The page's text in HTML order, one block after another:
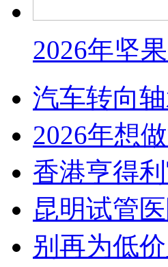
2026年坚
汽车转向
2026年想
香港亨得
昆明试管
别再为低